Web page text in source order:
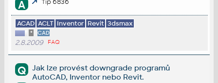
A Tip 6836
ACAD ACLT Inventor Revit 3dsmax
* CAD
2.8.2009 FAQ
Q
Jak lze provést downgrade programů
AutoCAD, Inventor nebo Revit.